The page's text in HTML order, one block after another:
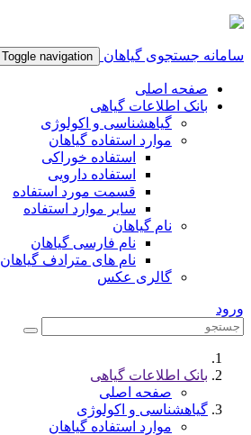
سامانه جستجوی گیاهان Toggle navigation
صفحه اصلی
بانک اطلاعات گیاهی
گیاهشناسی و اکولوژی
موارد استفاده گیاهان
استفاده خوراکی
استفاده دارویی
قسمت مورد استفاده
سایر موارد استفاده
نام گیاهان
نام فارسی گیاهان
نام های مترادف گیاهان
گالری عکس
ورود
بانک اطلاعات گیاهی
صفحه اصلی
گیاهشناسی و اکولوژی
موارد استفاده گیاهان